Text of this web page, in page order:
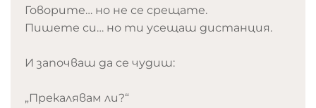
Говорите… но не се срещате.
Пишете си… но ти усещаш дистанция.
И започваш да се чудиш:
„Прекалявам ли?“